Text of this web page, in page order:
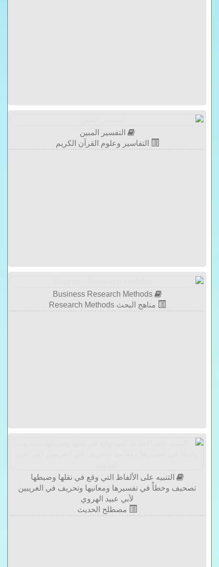
التفسير المبين
التفاسير وعلوم القرآن الكريم
Business Research Methods
مناهج البحث Research Methods
التنبيه على الألفاظ التي وقع في نقلها وضبطها
تصحيف وخطاْ في تفسيرها ومعانيها وتحريف في الغريبين
لأبي عبيد الهروي
مصطلح الحديث